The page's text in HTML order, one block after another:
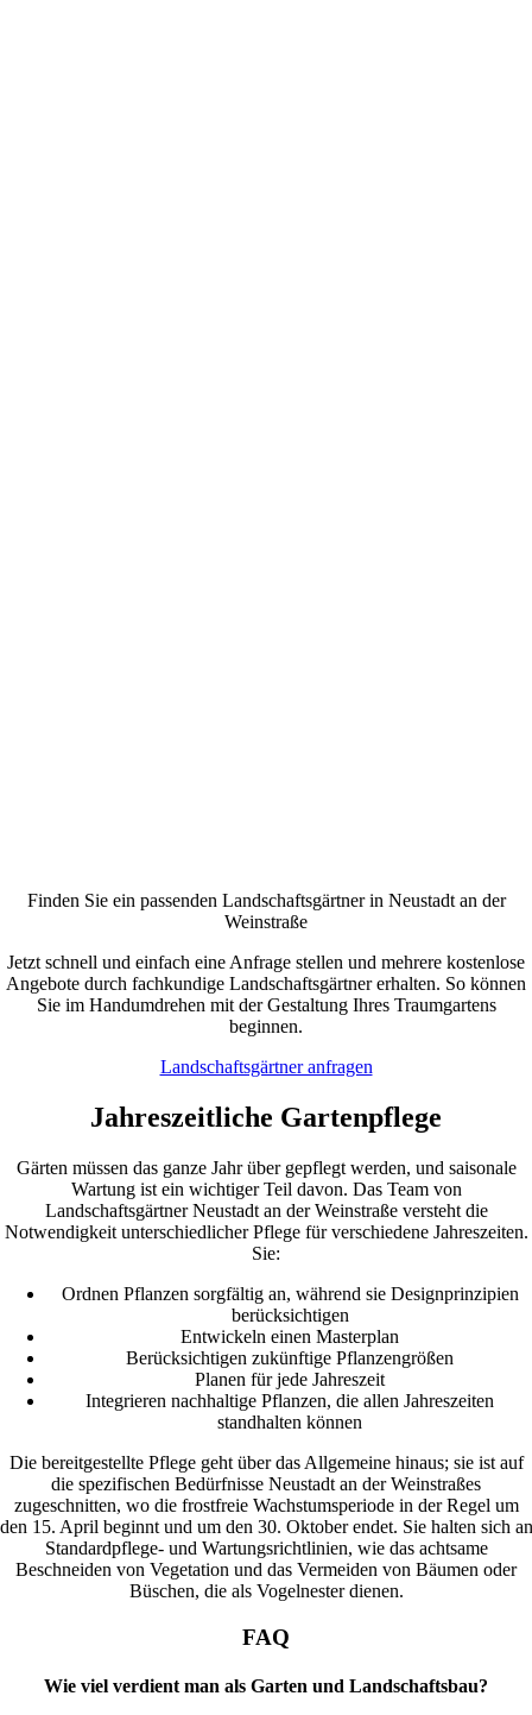
Finden Sie ein passenden Landschaftsgärtner in Neustadt an der
Weinstraße
Jetzt schnell und einfach eine Anfrage stellen und mehrere kostenlose
Angebote durch fachkundige Landschaftsgärtner erhalten. So können
Sie im Handumdrehen mit der Gestaltung Ihres Traumgartens
beginnen.
Landschaftsgärtner anfragen
Jahreszeitliche Gartenpflege
Gärten müssen das ganze Jahr über gepflegt werden, und saisonale
Wartung ist ein wichtiger Teil davon. Das Team von
Landschaftsgärtner Neustadt an der Weinstraße versteht die
Notwendigkeit unterschiedlicher Pflege für verschiedene Jahreszeiten.
Sie:
Ordnen Pflanzen sorgfältig an, während sie Designprinzipien
berücksichtigen
Entwickeln einen Masterplan
Berücksichtigen zukünftige Pflanzengrößen
Planen für jede Jahreszeit
Integrieren nachhaltige Pflanzen, die allen Jahreszeiten
standhalten können
Die bereitgestellte Pflege geht über das Allgemeine hinaus; sie ist auf
die spezifischen Bedürfnisse Neustadt an der Weinstraßes
zugeschnitten, wo die frostfreie Wachstumsperiode in der Regel um
den 15. April beginnt und um den 30. Oktober endet. Sie halten sich an
Standardpflege- und Wartungsrichtlinien, wie das achtsame
Beschneiden von Vegetation und das Vermeiden von Bäumen oder
Büschen, die als Vogelnester dienen.
FAQ
Wie viel verdient man als Garten und Landschaftsbau?